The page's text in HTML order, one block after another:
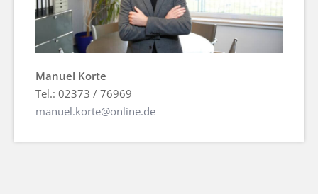
Manuel Korte
Tel.: 02373 / 76969
manuel.korte@online.de